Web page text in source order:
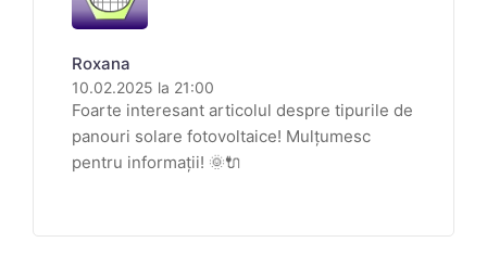
Roxana
10.02.2025 la 21:00
Foarte interesant articolul despre tipurile de
panouri solare fotovoltaice! Mulțumesc
pentru informații! 🌞🔌